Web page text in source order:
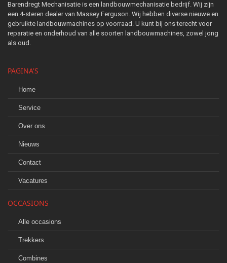
Barendregt Mechanisatie is een landbouwmechanisatie bedrijf. Wij zijn
een 4-steren dealer van Massey Ferguson. Wij hebben diverse nieuwe en
gebruikte landbouwmachines op voorraad. U kunt bij ons terecht voor
reparatie en onderhoud van alle soorten landbouwmachines, zowel jong
als oud.
PAGINA'S
Home
Service
Over ons
Nieuws
Contact
Vacatures
OCCASIONS
Alle occasions
Trekkers
Combines